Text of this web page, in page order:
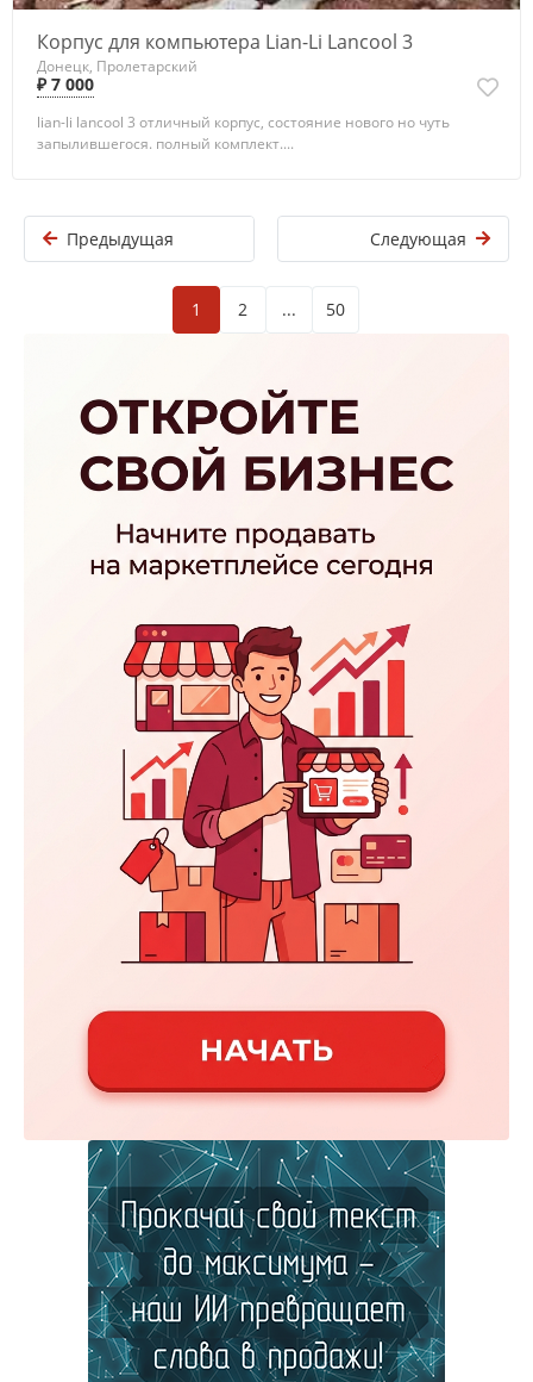
Корпус для компьютера Lian-Li Lancool 3
Донецк, Пролетарский
₽ 7 000
lian-li lancool 3 отличный корпус, состояние нового но чуть
запылившегося. полный комплект....
Предыдущая Следующая
1 2 ... 50